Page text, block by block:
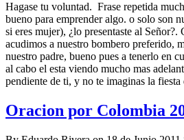
Hagase tu voluntad. Frase repetida
bueno para emprender algo. o solo son
si eres mujer), ¿lo presentaste al
acudimos a nuestro bombero preferido,
nuestro padre, bueno pues a tenerlo en
al cabo el esta viendo mucho mas
pendiente de ti, y no te imaginas la
Oracion por Colombia